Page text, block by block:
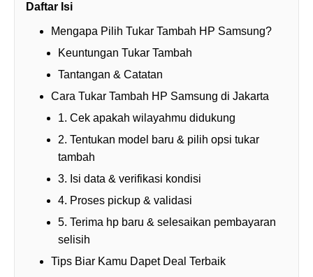
Daftar Isi
Mengapa Pilih Tukar Tambah HP Samsung?
Keuntungan Tukar Tambah
Tantangan & Catatan
Cara Tukar Tambah HP Samsung di Jakarta
1. Cek apakah wilayahmu didukung
2. Tentukan model baru & pilih opsi tukar
tambah
3. Isi data & verifikasi kondisi
4. Proses pickup & validasi
5. Terima hp baru & selesaikan pembayaran
selisih
Tips Biar Kamu Dapet Deal Terbaik